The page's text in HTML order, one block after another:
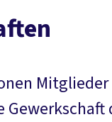
Gewerkschaft